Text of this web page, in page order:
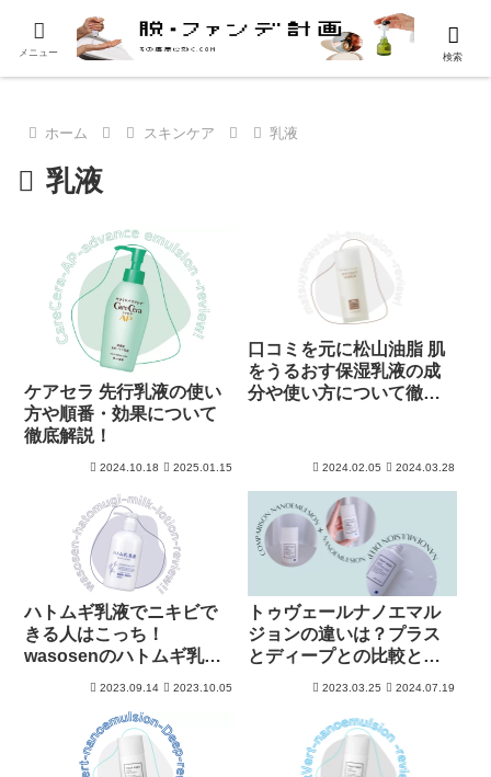
ホーム スキンケア 乳液
乳液
ケアセラ 先行乳液の使い
方や順番・効果について
徹底解説！
2024.10.18 2025.01.15
口コミを元に松山油脂 肌
をうるおす保湿乳液の成
分や使い方について徹底
2024.02.05 2024.03.28
ハトムギ乳液でニキビで
きる人はこっち！
wasosenのハトムギ乳液
2023.09.14 2023.10.05
トゥヴェールナノエマル
ジョンの違いは？プラス
とディープとの比較と選
2023.03.25 2024.07.19
メニュー 検索